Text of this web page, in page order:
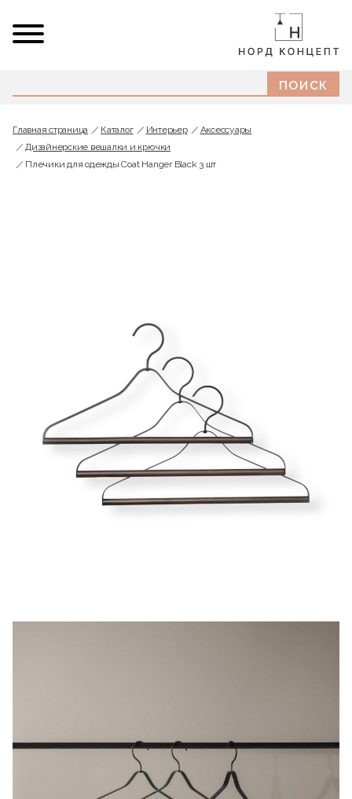
Главная страница Каталог Интерьер
Аксессуары
Дизайнерские вешалки и крючки
Плечики для одежды Coat Hanger Black 3 шт